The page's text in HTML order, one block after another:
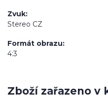
Zvuk
Stereo CZ
Formát obrazu
4:3
Zboží zařazeno v